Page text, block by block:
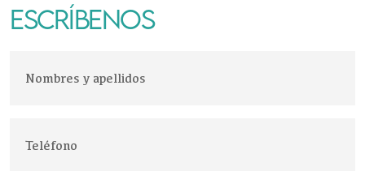
ESCRÍBENOS